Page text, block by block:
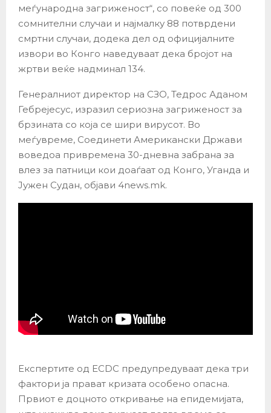
меѓународна загриженост“, со повеќе од 300
сомнителни случаи и најмалку 88 потврдени
смртни случаи, додека дел од официјалните
извори во Конго наведуваат дека бројот на
жртви веќе надминал 134.
Генералниот директор на СЗО, Тедрос Аданом
Гебрејесус, изразил сериозна загриженост за
брзината со која се шири вирусот. Во
меѓувреме, Соединети Американски Држави
воведоа привремена 30-дневна забрана за
влез за патници кои доаѓаат од Конго, Уганда и
Јужен Судан, објави 4news.mk.
Експертите од ECDC предупредуваат дека три
фактори ја прават кризата особено опасна.
Првиот е доцното откривање на епидемијата,